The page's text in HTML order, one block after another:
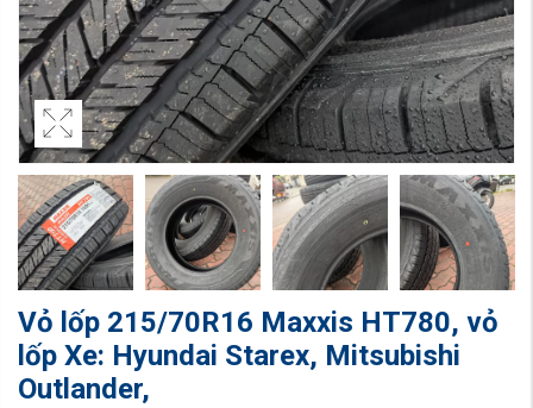
Vỏ lốp 215/70R16 Maxxis HT780, vỏ
lốp Xe: Hyundai Starex, Mitsubishi
Outlander,